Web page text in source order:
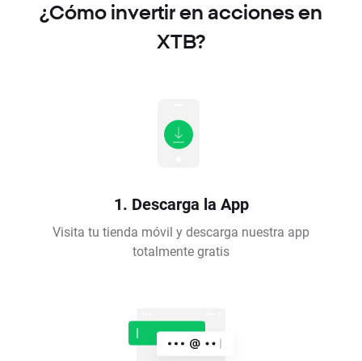
¿Cómo invertir en acciones en
XTB?
1. Descarga la App
Visita tu tienda móvil y descarga nuestra app
totalmente gratis